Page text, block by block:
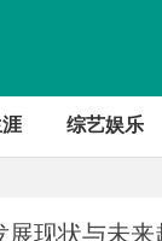
综艺娱乐
展现状与未来